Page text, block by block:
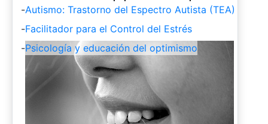
-Autismo: Trastorno del Espectro Autista (TEA)
-Facilitador para el Control del Estrés
-Psicología y educación del optimismo